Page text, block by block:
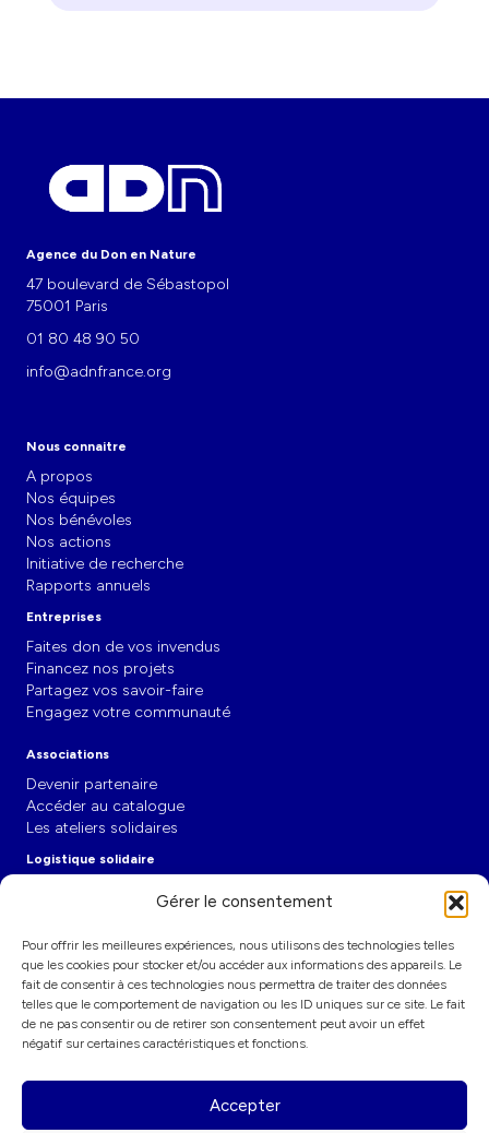
Gérer le consentement
Pour offrir les meilleures expériences, nous utilisons des technologies telles
que les cookies pour stocker et/ou accéder aux informations des appareils. Le
fait de consentir à ces technologies nous permettra de traiter des données
telles que le comportement de navigation ou les ID uniques sur ce site. Le fait
de ne pas consentir ou de retirer son consentement peut avoir un effet
négatif sur certaines caractéristiques et fonctions.
Accepter
Agence du Don en Nature
47 boulevard de Sébastopol
75001 Paris
01 80 48 90 50
info@adnfrance.org
Nous connaitre
A propos
Nos équipes
Nos bénévoles
Nos actions
Initiative de recherche
Rapports annuels
Entreprises
Faites don de vos invendus
Financez nos projets
Partagez vos savoir-faire
Engagez votre communauté
Associations
Devenir partenaire
Accéder au catalogue
Les ateliers solidaires
Logistique solidaire
Actualités
Communiqués de presse
Publications et tribunes
Revue de presse